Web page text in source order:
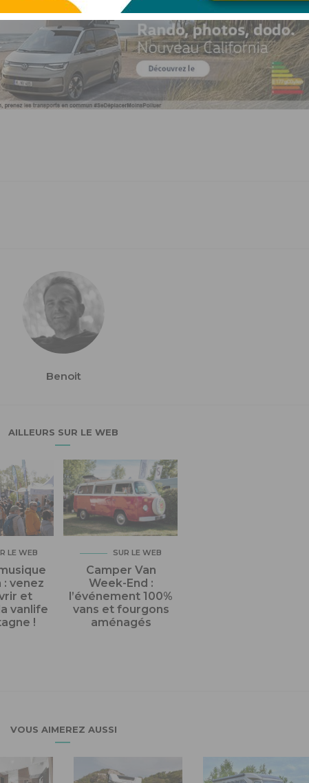
Benoit
AILLEURS SUR LE WEB
LE WEB
venez
et
vanlife
!
SUR LE WEB
Camper Van
Week-End :
l’événement 100%
vans et fourgons
aménagés
VOUS AIMEREZ AUSSI